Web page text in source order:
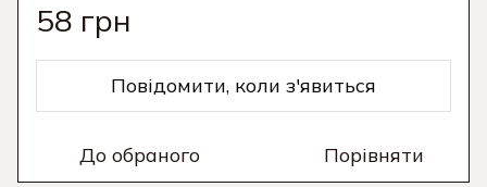
58 грн
Повідомити, коли з'явиться
До обраного Порівняти